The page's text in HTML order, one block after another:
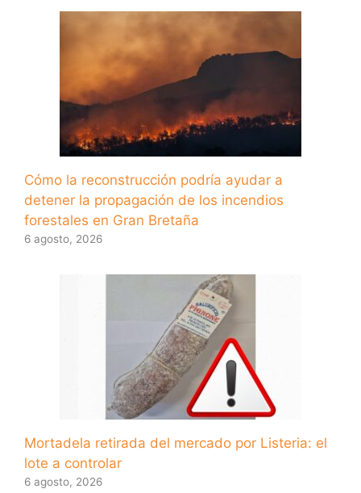
Cómo la reconstrucción podría ayudar a
detener la propagación de los incendios
forestales en Gran Bretaña
6 agosto, 2026
Mortadela retirada del mercado por Listeria: el
lote a controlar
6 agosto, 2026